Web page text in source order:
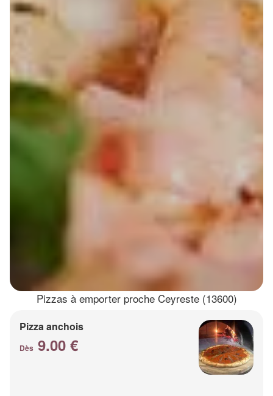
Pizzas à emporter proche Ceyreste (13600)
Pizza anchois
Dès 9.00 €